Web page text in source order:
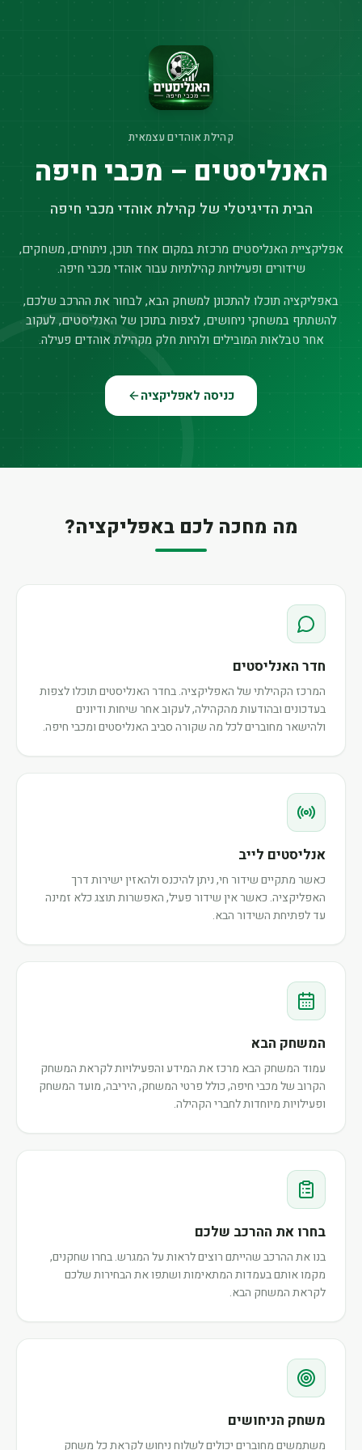
קהילת אוהדים עצמאית
האנליסטים – מכבי חיפה
הבית הדיגיטלי של קהילת אוהדי מכבי חיפה
אפליקציית האנליסטים מרכזת במקום אחד תוכן, ניתוחים, משחקים,
שידורים ופעילויות קהילתיות עבור אוהדי מכבי חיפה.
באפליקציה תוכלו להתכונן למשחק הבא, לבחור את ההרכב שלכם,
להשתתף במשחקי ניחושים, לצפות בתוכן של האנליסטים, לעקוב
אחר טבלאות המובילים ולהיות חלק מקהילת אוהדים פעילה.
כניסה לאפליקציה
מה מחכה לכם באפליקציה?
חדר האנליסטים
המרכז הקהילתי של האפליקציה. בחדר האנליסטים תוכלו לצפות
בעדכונים ובהודעות מהקהילה, לעקוב אחר שיחות ודיונים
ולהישאר מחוברים לכל מה שקורה סביב האנליסטים ומכבי חיפה.
אנליסטים לייב
כאשר מתקיים שידור חי, ניתן להיכנס ולהאזין ישירות דרך
האפליקציה. כאשר אין שידור פעיל, האפשרות תוצג כלא זמינה
עד לפתיחת השידור הבא.
המשחק הבא
עמוד המשחק הבא מרכז את המידע והפעילויות לקראת המשחק
הקרוב של מכבי חיפה, כולל פרטי המשחק, היריבה, מועד המשחק
ופעילויות מיוחדות לחברי הקהילה.
בחרו את ההרכב שלכם
בנו את ההרכב שהייתם רוצים לראות על המגרש. בחרו שחקנים,
מקמו אותם בעמדות המתאימות ושתפו את הבחירות שלכם
לקראת המשחק הבא.
משחק הניחושים
משתמשים מחוברים יכולים לשלוח ניחוש לקראת כל משחק